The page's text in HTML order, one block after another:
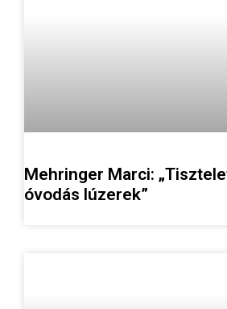
Mehringer Marci:
óvodás lúzerek”